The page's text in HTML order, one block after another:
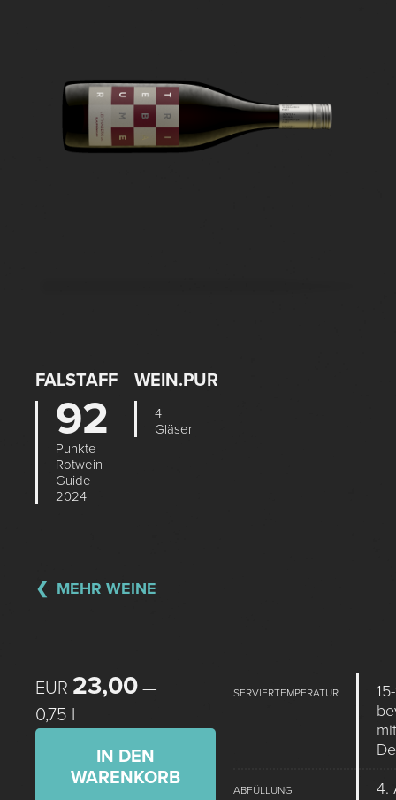
FALSTAFF
92
Punkte
Rotwein
Guide
2024
WEIN.PUR
4
Gläser
MEHR WEINE
EUR 23,00 —
0,75 l
IN DEN
WARENKORB
SERVIERTEMPERATUR
ABFÜLLUNG 4.